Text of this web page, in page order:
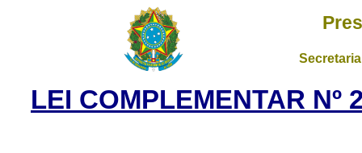
LEI COMPLEMENTAR Nº